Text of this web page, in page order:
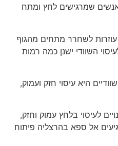
שמרגישים לחץ ומתח
לשחרר מתחים מהגוף
השוודי ישנן כמה רמות
היא עיסוי חזק ועמוק,
לעיסוי בלחץ עמוק וחזק,
אל ספא בהרצליה פיתוח